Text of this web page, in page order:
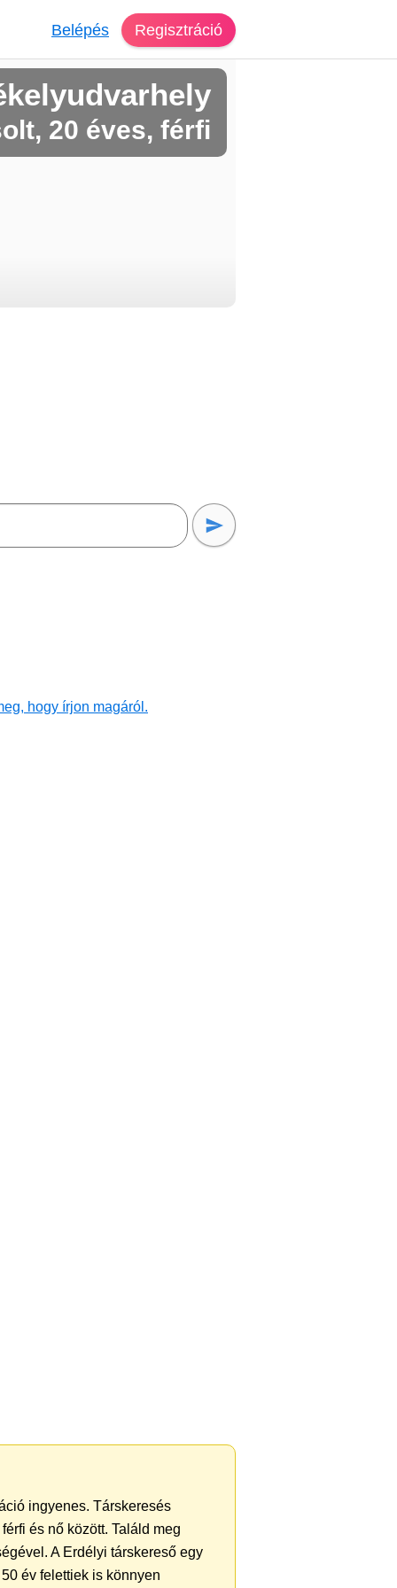
Belépés Regisztráció
20 éves, férfi
hogy írjon magáról.
ingyenes. Társkeresés
és nő között. Találd meg
A Erdélyi társkereső egy
év felettiek is könnyen